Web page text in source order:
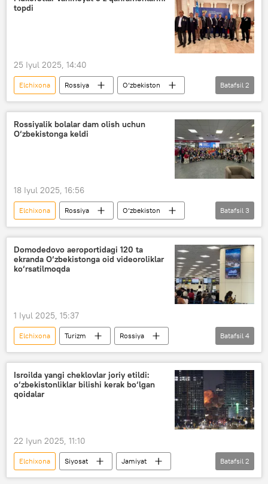
qo‘shiq va raqs ansambli
Mustaqillik kuni
topdi
25 Iyul 2025, 14:40
Elchixona Rossiya
O‘zbekiston
SSSR
veteranlar
Batafsil 2
Rossiyalik bolalar dam olish uchun
O‘zbekistonga keldi
18 Iyul 2025, 16:56
Elchixona Rossiya
O‘zbekiston
dam olish maskani
bolalar Yoz
Batafsil 3
Domodedovo aeroportidagi 120 ta
ekranda O‘zbekistonga oid videoroliklar
ko‘rsatilmoqda
1 Iyul 2025, 15:37
Elchixona Turizm
Rossiya
Moskva
Domodedovo
aeroport
sayyohlar
Batafsil 4
Isroilda yangi cheklovlar joriy etildi:
o‘zbekistonliklar bilishi kerak bo‘lgan
qoidalar
22 Iyun 2025, 11:10
Elchixona Siyosat
Jamiyat
Isroil
O‘zbekiston
Batafsil 2